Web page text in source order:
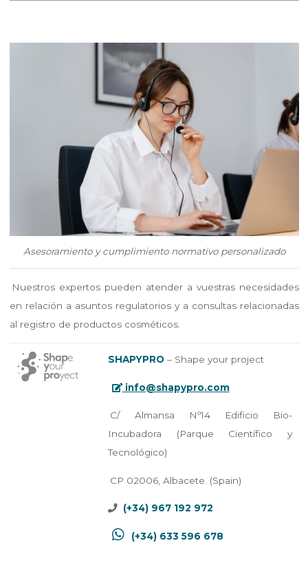
Asesoramiento y cumplimiento normativo personalizado
Nuestros expertos pueden atender a vuestras necesidades
en relación a asuntos regulatorios y a consultas relacionadas
al registro de productos cosméticos.
SHAPYPRO– Shape your project
info@shapypro.com
C/ Almansa Nº14 Edificio Bio-
Incubadora (Parque Científico y
Tecnológico)
CP 02006, Albacete. (Spain)
(+34) 967 192 972
(+34) 633 596 678